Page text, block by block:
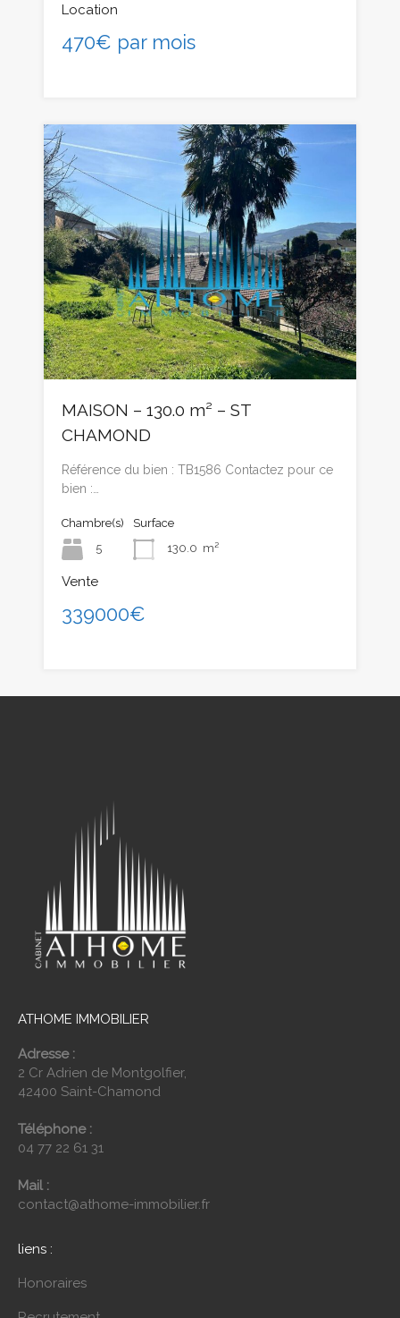
Location
470€ par mois
MAISON – 130.0 m² – ST
CHAMOND
Référence du bien : TB1586 Contactez pour ce
bien :…
Chambre(s)
5
Surface
130.0 m²
Vente
339000€
ATHOME IMMOBILIER
Adresse :
2 Cr Adrien de Montgolfier,
42400 Saint-Chamond
Téléphone :
04 77 22 61 31
Mail :
contact@athome-immobilier.fr
liens :
Honoraires